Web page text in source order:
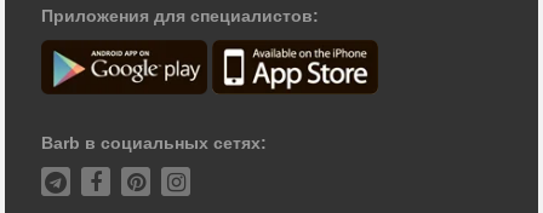
Приложения для специалистов:
Barb в социальных сетях: